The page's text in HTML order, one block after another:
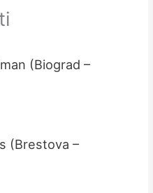
(Biograd –
(Brestova –